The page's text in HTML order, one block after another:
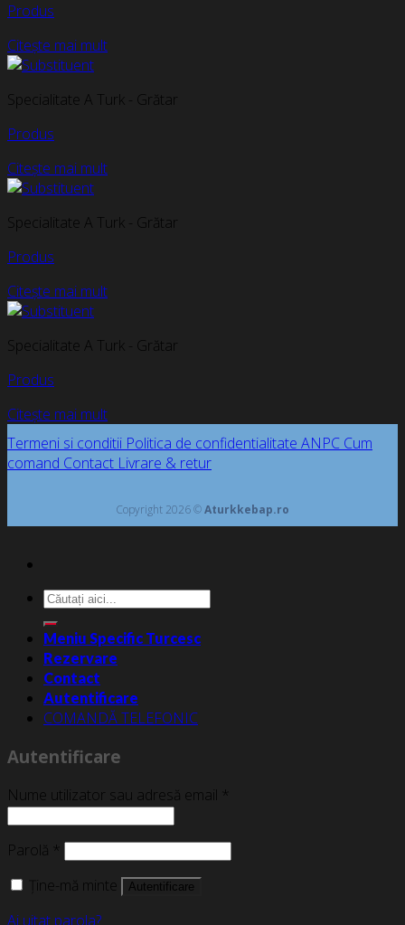
Produs
Citește mai mult
Specialitate A Turk - Grătar
Produs
Citește mai mult
Specialitate A Turk - Grătar
Produs
Citește mai mult
Specialitate A Turk - Grătar
Produs
Citește mai mult
Termeni si conditii Politica de confidentialitate ANPC Cum
comand Contact Livrare & retur
Copyright 2026 ©Aturkkebap.ro
Caută
după:
Meniu Specific Turcesc
Rezervare
Contact
Autentificare
COMANDĂ TELEFONIC
Autentificare
Nume utilizator sau adresă email *
Parolă *
Ține-mă minte
Autentificare
Ai uitat parola?